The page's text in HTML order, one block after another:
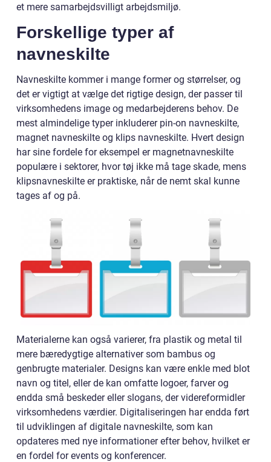
et mere samarbejdsvilligt arbejdsmiljø.
Forskellige typer af
navneskilte
Navneskilte kommer i mange former og størrelser, og
det er vigtigt at vælge det rigtige design, der passer til
virksomhedens image og medarbejderens behov. De
mest almindelige typer inkluderer pin-on navneskilte,
magnet navneskilte og klips navneskilte. Hvert design
har sine fordele for eksempel er magnetnavneskilte
populære i sektorer, hvor tøj ikke må tage skade, mens
klipsnavneskilte er praktiske, når de nemt skal kunne
tages af og på.
Materialerne kan også varierer, fra plastik og metal til
mere bæredygtige alternativer som bambus og
genbrugte materialer. Designs kan være enkle med blot
navn og titel, eller de kan omfatte logoer, farver og
endda små beskeder eller slogans, der videreformidler
virksomhedens værdier. Digitaliseringen har endda ført
til udviklingen af digitale navneskilte, som kan
opdateres med nye informationer efter behov, hvilket er
en fordel for events og konferencer.